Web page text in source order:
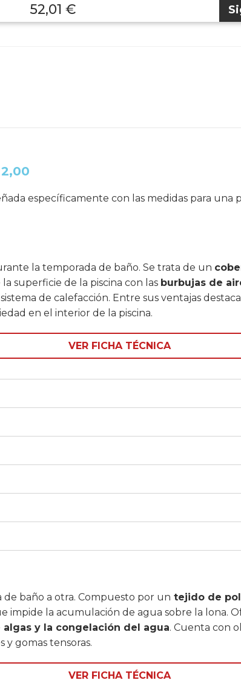
52,01 €
específicamente con las medidas para una
la temporada de baño. Se trata de un
superficie de la piscina con las burbujas de
de calefacción. Entre sus ventajas
en el interior de la piscina.
VER FICHA TÉCNICA
baño a otra. Compuesto por un tejido de
impide la acumulación de agua sobre la lona.
y la congelación del agua. Cuenta con
gomas tensoras.
VER FICHA TÉCNICA